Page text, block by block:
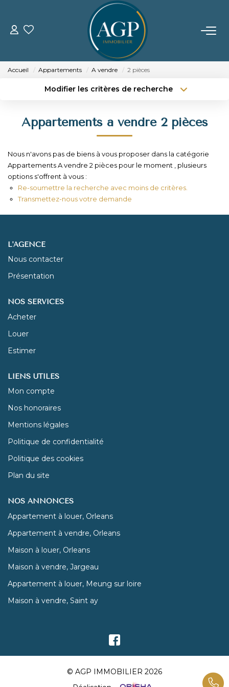
ACHETER
Nos Biens Vendus
LOUER
GERER
Accueil Appartements A vendre 2 pièces
Modifier les critères de recherche
Sélectionnez...
Type de bien
Budget max Plus de critères
Appartements a vendre 2 pièces
Nous n'avons pas de biens à vous proposer dans la catégorie
Appartements A vendre 2 pièces pour le moment , plusieurs
options s'offrent à vous :
Re-soumettre la recherche avec moins de critères.
Transmettez-nous votre demande
L'AGENCE
Nous contacter
Présentation
NOS SERVICES
Acheter
Louer
Estimer
LIENS UTILES
Mon compte
Nos honoraires
Mentions légales
Politique de confidentialité
Politique des cookies
Plan du site
NOS ANNONCES
Appartement à louer, Orleans
Appartement à vendre, Orleans
Maison à louer, Orleans
Maison à vendre, Jargeau
Appartement à louer, Meung sur loire
Maison à vendre, Saint ay
© AGP IMMOBILIER 2026